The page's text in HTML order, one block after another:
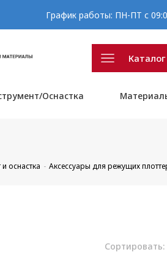
График работы: ПН-ПТ с
Каталог
Оснастка
оснастка Аксессуары для режущих
Сортировать: